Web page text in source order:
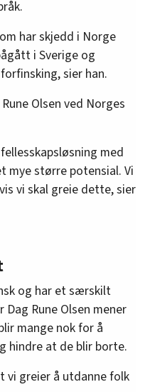
har skjedd i Norge
i Sverige og
sier han.
Olsen ved Norges
med
mye større potensial. Vi
vi skal greie dette, sier
og har et særskilt
Rune Olsen mener
mange nok for å
hindre at de blir borte.
vi greier å utdanne folk